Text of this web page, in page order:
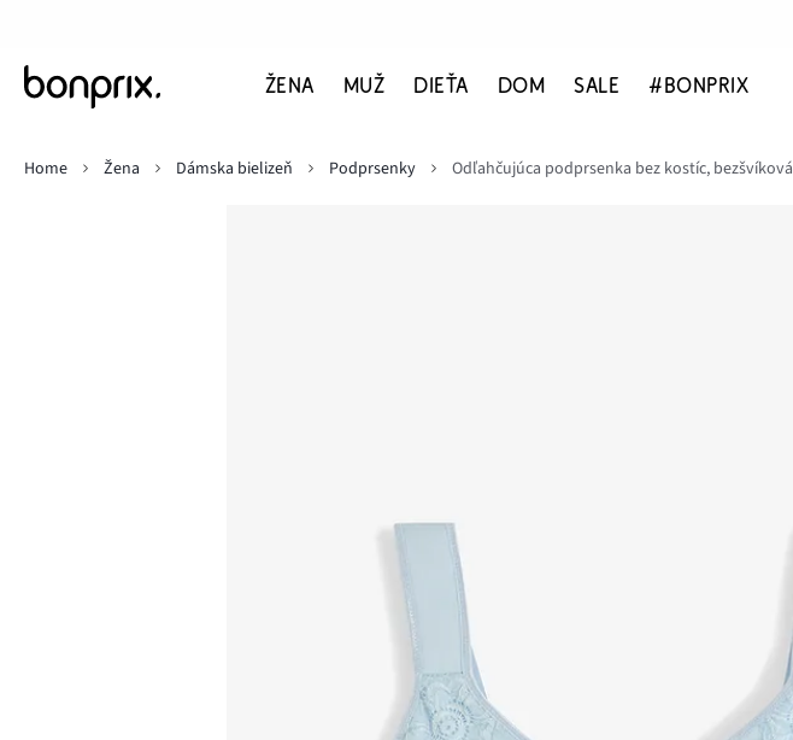
ŽENA MUŽ DIEŤA DOM SALE #BONPRIX
Home
Žena Dámska bielizeň Podprsenky Odľahčujúca podprsenka bez kostíc, bezšvíková